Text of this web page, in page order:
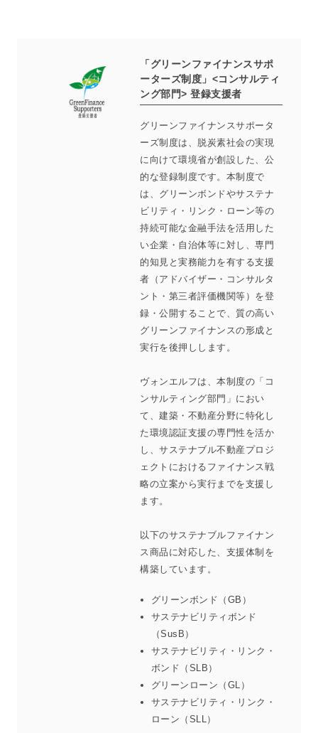
「グリーンファイナンスサポ
ーターズ制度」<コンサルティ
ング部門> 登録支援者
グリーンファイナンスサポータ
ーズ制度は、脱炭素社会の実現
に向けて環境省が創設した、公
的な登録制度です。本制度で
は、グリーンボンドやサステナ
ビリティ・リンク・ローン等の
持続可能な金融手法を活用した
い企業・自治体等に対し、専門
的知見と実務能力を有する支援
者（アドバイザー・コンサルタ
ント・第三者評価機関等）を登
録・公開することで、質の高い
グリーンファイナンスの形成と
実行を後押しします。
ヴォンエルフは、本制度の「コ
ンサルティング部門」におい
て、建築・不動産分野に特化し
た環境認証支援の専門性を活か
し、サステナブル不動産プロジ
ェクトにおけるファイナンス戦
略の立案から実行までを支援し
ます。
以下のサステナブルファイナン
ス商品に対応した、支援体制を
構築しています。
グリーンボンド（GB）
サステナビリティボンド
（SusB）
サステナビリティ・リンク・
ボンド（SLB）
グリーンローン（GL）
サステナビリティ・リンク・
ローン（SLL）